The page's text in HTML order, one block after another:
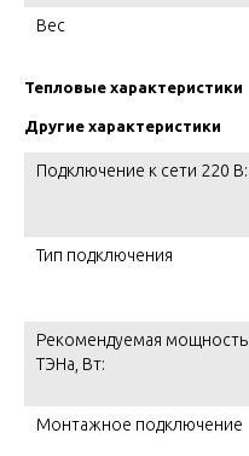
Вес
Тепловые характеристики
Другие характеристики
Подключение к сети 220 В:
Тип подключения
Рекомендуемая мощность
ТЭНа, Вт:
Монтажное подключение